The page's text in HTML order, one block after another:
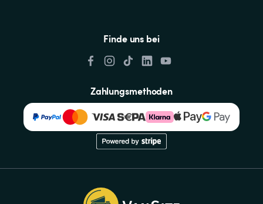
Finde uns bei
Zahlungsmethoden